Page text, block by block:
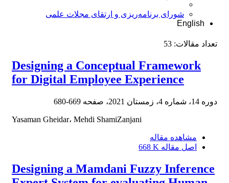
شورای برنامه‌ریزی و ارتقای مجلات علمی
English
تعداد مقالات: 53
Designing a Conceptual Framework
for Digital Employee Experience
دوره 14، شماره 4، زمستان 2021، صفحه 669-680
Yasaman Gheidar، Mehdi ShamiZanjani
مشاهده مقاله
اصل مقاله 668 K
Designing a Mamdani Fuzzy Inference